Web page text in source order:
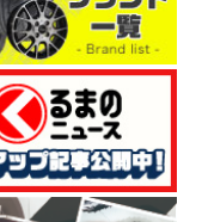
メーカーBRIDGESTONE
高の品質で社会に貢献」を
年の第一号タイヤ誕生か
ーカーの中から、世界トッ
なお業界最大手として技術
4.54
特設ページは
こちら!